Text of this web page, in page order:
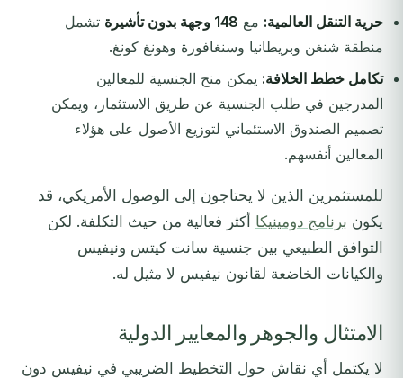
حرية التنقل العالمية: مع 148 وجهة بدون تأشيرة
تشمل
منطقة شنغن وبريطانيا وسنغافورة وهونغ كونغ.
تكامل خطط الخلافة: يمكن منح الجنسية للمعالين
المدرجين في طلب الجنسية عن طريق الاستثمار، ويمكن
تصميم الصندوق الاستئماني لتوزيع الأصول على هؤلاء
المعالين أنفسهم.
للمستثمرين الذين لا يحتاجون إلى الوصول الأمريكي، قد
يكون برنامج دومينيكا أكثر فعالية من حيث التكلفة. لكن
التوافق الطبيعي بين جنسية سانت كيتس ونيفيس
والكيانات الخاضعة لقانون نيفيس لا مثيل له.
الامتثال والجوهر والمعايير الدولية
لا يكتمل أي نقاش حول التخطيط الضريبي في نيفيس دون